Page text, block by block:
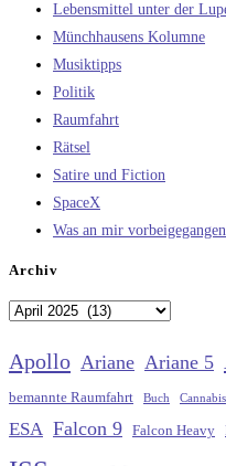
Lebensmittel unter der
Münchhausens Kolumne
Musiktipps
Politik
Raumfahrt
Rätsel
Satire und Fiction
SpaceX
Was an mir
Archiv
Archiv
Apollo Ariane Ariane 5
bemannte Raumfahrt Buch Cannabis
ESA Falcon 9 Falcon Heavy